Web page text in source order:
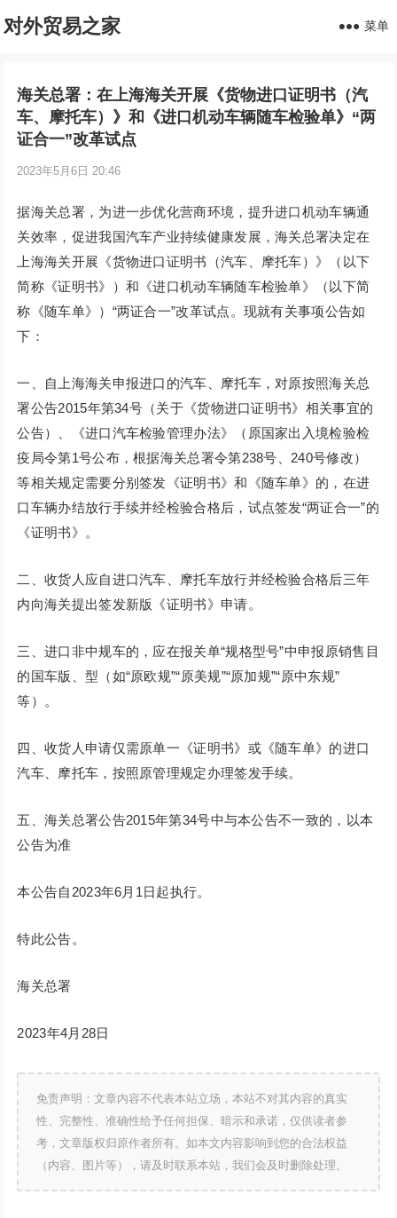
对外贸易之家 菜单
海关总署：在上海海关开展《货物进口证明书（汽
车、摩托车）》和《进口机动车辆随车检验单》“两
证合一”改革试点
2023年5月6日 20:46
据海关总署，为进一步优化营商环境，提升进口机动车辆通
关效率，促进我国汽车产业持续健康发展，海关总署决定在
上海海关开展《货物进口证明书（汽车、摩托车）》（以下
简称《证明书》）和《进口机动车辆随车检验单》（以下简
称《随车单》）“两证合一”改革试点。现就有关事项公告如
下：
一、自上海海关申报进口的汽车、摩托车，对原按照海关总
署公告2015年第34号（关于《货物进口证明书》相关事宜的
公告）、《进口汽车检验管理办法》（原国家出入境检验检
疫局令第1号公布，根据海关总署令第238号、240号修改）
等相关规定需要分别签发《证明书》和《随车单》的，在进
口车辆办结放行手续并经检验合格后，试点签发“两证合一”的
《证明书》。
二、收货人应自进口汽车、摩托车放行并经检验合格后三年
内向海关提出签发新版《证明书》申请。
三、进口非中规车的，应在报关单“规格型号”中申报原销售目
的国车版、型（如“原欧规”“原美规”“原加规”“原中东规”
等）。
四、收货人申请仅需原单一《证明书》或《随车单》的进口
汽车、摩托车，按照原管理规定办理签发手续。
五、海关总署公告2015年第34号中与本公告不一致的，以本
公告为准
本公告自2023年6月1日起执行。
特此公告。
海关总署
2023年4月28日
免责声明：文章内容不代表本站立场，本站不对其内容的真实
性、完整性、准确性给予任何担保、暗示和承诺，仅供读者参
考，文章版权归原作者所有。如本文内容影响到您的合法权益
（内容、图片等），请及时联系本站，我们会及时删除处理。